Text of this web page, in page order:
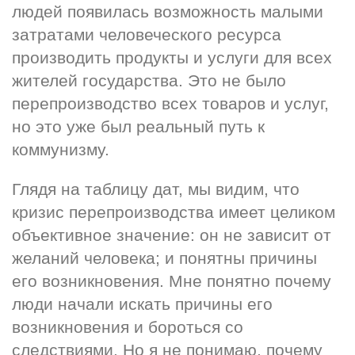
людей появилась возможность малыми
затратами человеческого ресурса
производить продукты и услуги для всех
жителей государства. Это не было
перепроизводство всех товаров и услуг,
но это уже был реальный путь к
коммунизму.
Глядя на таблицу дат, мы видим, что
кризис перепроизводства имеет целиком
объективное значение: он не зависит от
желаний человека; и понятны причины
его возникновения. Мне понятно почему
люди начали искать причины его
возникновения и бороться со
следствиями. Но я не понимаю, почему